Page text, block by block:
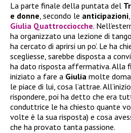
La parte finale della puntata del
e donne, secondo le anticipazioni
Giulia Quattrocciocche.
ha organizzato una lezione di
ha cercato di aprirsi un po’. Le ha
scegliesse, sarebbe disposta a
ha dato risposta affermativa. Alla
iniziato a fare a Giulia molte
le piace di lui, cosa l’attrae.
rispondere, poi ha detto che era
conduttrice le ha chiesto quante
volte è la sua risposta) e cosa
che ha provato tanta passione.